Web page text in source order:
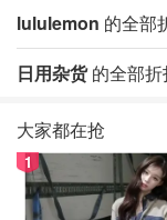
lululemon 的全部
日用杂货的全部折
大家都在抢
1